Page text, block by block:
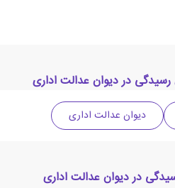
در دیوان عدالت اداری
دیوان عدالت اداری
در دیوان عدالت اداری